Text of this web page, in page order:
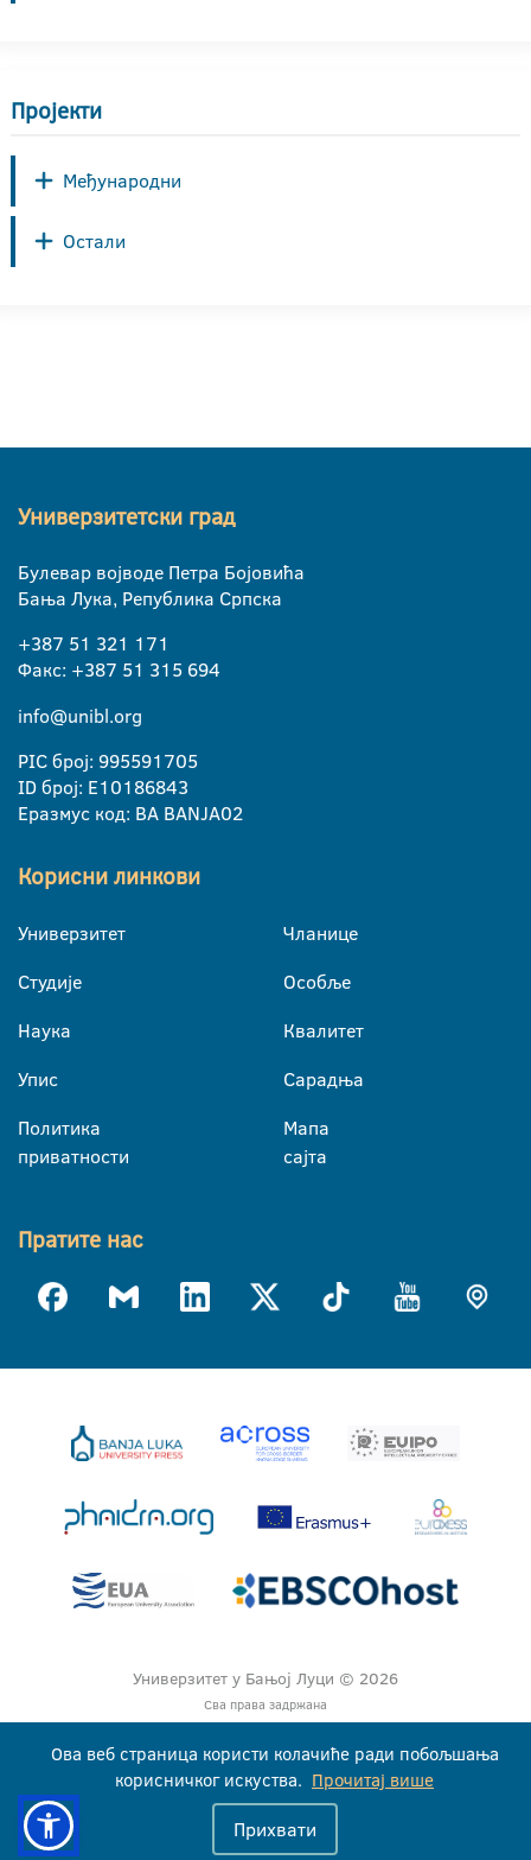
Пројекти
Међународни
Остали
Универзитетски град
Булевар војводе Петра Бојовића
Бања Лука, Република Српска
+387 51 321 171
Факс: +387 51 315 694
info@unibl.org
PIC број: 995591705
ID број: E10186843
Еразмус код: BA BANJA02
Корисни линкови
Универзитет
Студије
Наука
Упис
Политика
приватности
Чланице
Особље
Квалитет
Сарадња
Мапа
сајта
Пратите нас
Универзитет у Бањој Луци © 2026
Сва права задржана
Ова веб страница користи колачиће ради побољшања
корисничког искуства. Прочитај више
Прихвати